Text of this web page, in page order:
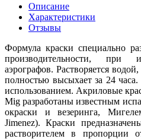
Описание
Характеристики
Отзывы
Формула краски специально
производительности, при
аэрографов. Растворяется
полностью высыхает за 24
использованием. Акриловые
Mig разработаны известным
окраски и везеринга,
Jimenez). Краски
растворителем в пропорции